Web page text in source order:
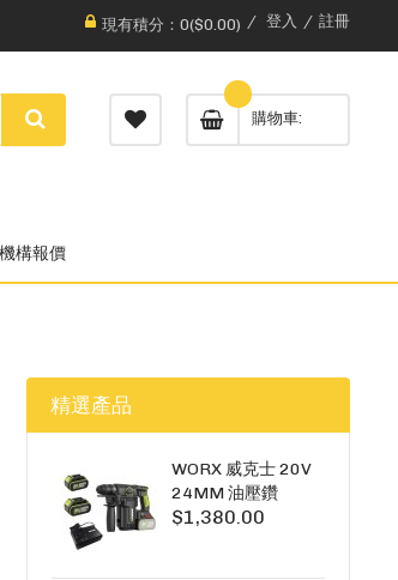
現有積分：0($0.00) 登入 註冊
購物車
構報價
精選產品
WORX 威克士 20V
24MM 油壓鑽
WU385.3（雙5A電
$1,380.00